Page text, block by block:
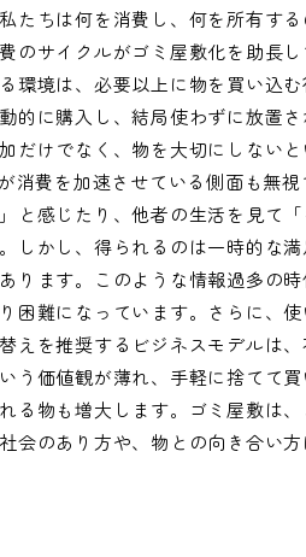
たちは何を消費し、何を所有す
のサイクルがゴミ屋敷化を助長
環境は、必要以上に物を買い込
的に購入し、結局使わずに放置
だけでなく、物を大切にしない
消費を加速させている側面も無
と感じたり、他者の生活を見て
しかし、得られるのは一時的な
ります。このような情報過多の
困難になっています。さらに、
えを推奨するビジネスモデルは
う価値観が薄れ、手軽に捨てて
る物も増大します。ゴミ屋敷は
会のあり方や、物との向き合い